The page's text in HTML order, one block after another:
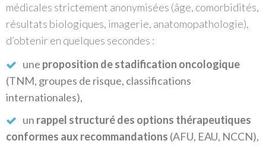
médicales strictement anonymisées (âge, comorbidités,
résultats biologiques, imagerie, anatomopathologie),
d’obtenir en quelques secondes :
une proposition de stadification oncologique
(TNM, groupes de risque, classifications
internationales),
un rappel structuré des options thérapeutiques
conformes aux recommandations (AFU, EAU, NCCN),